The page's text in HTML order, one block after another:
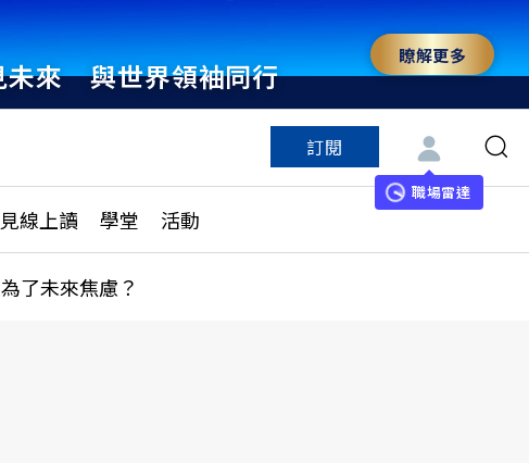
未來 與世界領袖同行
瞭解更多
訂閱
職場雷達
線上讀 學堂 活動
更多訂閱方案
特色頻道
了未來焦慮？